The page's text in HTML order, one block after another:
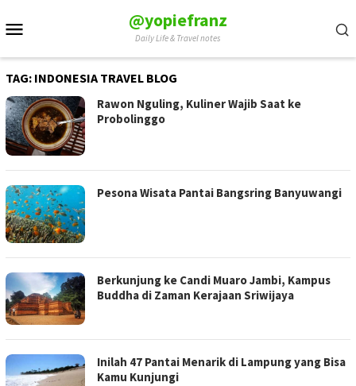
to
@yopiefranz
Daily Life & Travel notes
TAG: INDONESIA TRAVEL BLOG
Rawon Nguling, Kuliner Wajib Saat ke
Probolinggo
Pesona Wisata Pantai Bangsring Banyuwangi
Berkunjung ke Candi Muaro Jambi, Kampus
Buddha di Zaman Kerajaan Sriwijaya
Inilah 47 Pantai Menarik di Lampung yang Bisa
Kamu Kunjungi